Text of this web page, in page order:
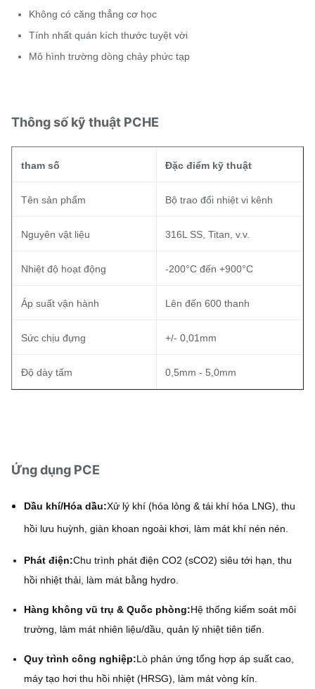
Không có căng thẳng cơ học
Tính nhất quán kích thước tuyệt vời
Mô hình trường dòng chảy phức tạp
Thông số kỹ thuật PCHE
tham số Đặc điểm kỹ thuật
Tên sản phẩm Bộ trao đổi nhiệt vi kênh
Nguyên vật liệu 316L SS, Titan, v.v.
Nhiệt độ hoạt động -200°C đến +900°C
Áp suất vận hành Lên đến 600 thanh
Sức chịu đựng +/- 0,01mm
Độ dày tấm 0,5mm - 5,0mm
Ứng dụng PCE
Dầu khí/Hóa dầu:Xử lý khí (hóa lỏng & tái khí hóa LNG), thu
hồi lưu huỳnh, giàn khoan ngoài khơi, làm mát khí nén nén.
Phát điện:Chu trình phát điện CO2 (sCO2) siêu tới hạn, thu
hồi nhiệt thải, làm mát bằng hydro.
Hàng không vũ trụ & Quốc phòng:Hệ thống kiểm soát môi
trường, làm mát nhiên liệu/dầu, quản lý nhiệt tiên tiến.
Quy trình công nghiệp:Lò phản ứng tổng hợp áp suất cao,
máy tạo hơi thu hồi nhiệt (HRSG), làm mát vòng kín.